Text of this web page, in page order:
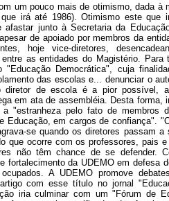
um pouco mais de otimismo, dada à
irá até 1986). Otimismo este que
afastar junto à Secretaria da
de apoiado por membros da
hoje vice-diretores,
as entidades do Magistério.
"Educação Democrática", cuja
das escolas e... denunciar o
diretor de escola é a pior possível,
em ata de assembléia. Desta forma,
"estranheza pelo fato de membros
Educação, em cargos de confiança".
se quando os diretores passam
que ocorre com os professores, pais
não têm chance de se defender.
fortalecimento da UDEMO em defesa
A UDEMO promove
com esse título no jornal
iria culminar com um "Fórum de